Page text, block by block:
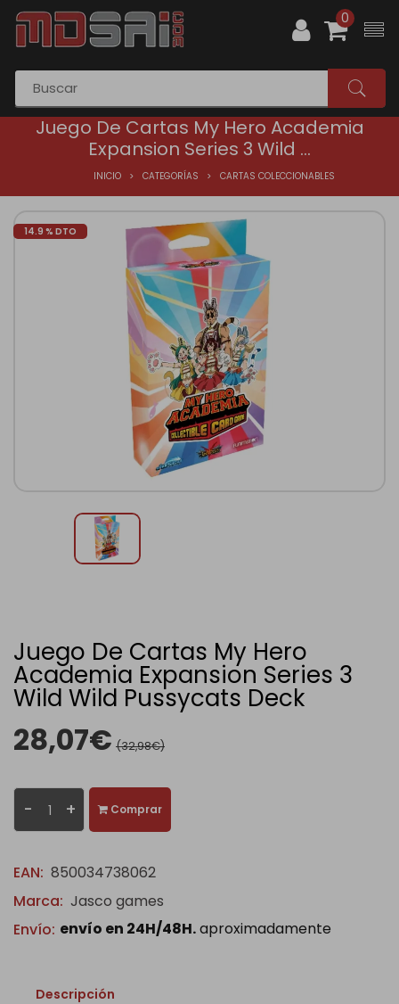
0
Juego De Cartas My Hero Academia
Expansion Series 3 Wild ...
INICIO CATEGORÍAS CARTAS COLECCIONABLES
14.9 % DTO
Juego De Cartas My Hero
Academia Expansion Series 3
Wild Wild Pussycats Deck
28,07€ (32,98€)
- + Comprar
EAN: 850034738062
Marca: Jasco games
Envío: envío en 24H/48H.aproximadamente
Descripción